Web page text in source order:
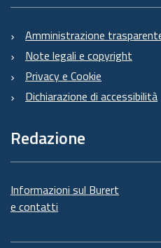
Amministrazione
Note legali e copyright
Privacy e Cookie
Dichiarazione di accessibilità
Redazione
Informazioni sul Burert
e contatti